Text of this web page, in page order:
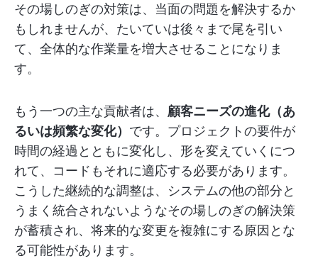
その場しのぎの対策は、当面の問題を解決するか
もしれませんが、たいていは後々まで尾を引い
て、全体的な作業量を増大させることになりま
す。
もう一つの主な貢献者は、 顧客ニーズの進化（あ
るいは頻繁な変化） です。プロジェクトの要件が
時間の経過とともに変化し、形を変えていくにつ
れて、コードもそれに適応する必要があります。
こうした継続的な調整は、システムの他の部分と
うまく統合されないようなその場しのぎの解決策
が蓄積され、将来的な変更を複雑にする原因とな
る可能性があります。